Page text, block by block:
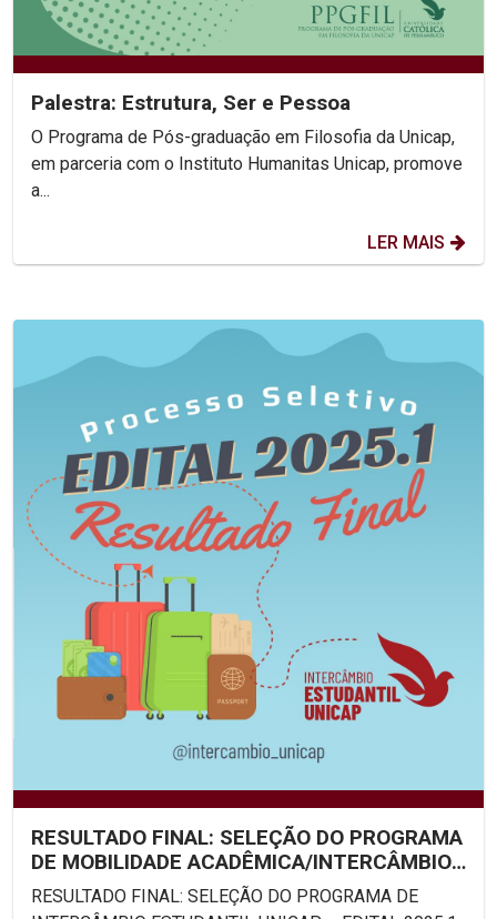
Palestra: Estrutura, Ser e Pessoa
O Programa de Pós-graduação em Filosofia da Unicap,
em parceria com o Instituto Humanitas Unicap, promove
a...
LER MAIS
RESULTADO FINAL: SELEÇÃO DO PROGRAMA
DE MOBILIDADE ACADÊMICA/INTERCÂMBIO
ESTUDANTIL UNICAP –...
RESULTADO FINAL: SELEÇÃO DO PROGRAMA DE